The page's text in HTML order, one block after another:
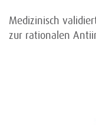
Medizinisch
zur rationalen